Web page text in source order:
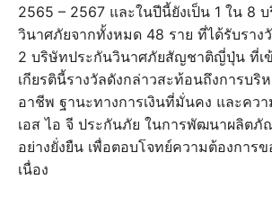
2565 – 2567 และในปีนี้ยังเป็น 1 ใน 8
วินาศภัยจากทั้งหมด 48 ราย ที่ได้รับราง
2 บริษัทประกันวินาศภัยสัญชาติญี่ปุ่น ที่เ
เกียรตินี้รางวัลดังกล่าวสะท้อนถึงการบริ
อาชีพ ฐานะทางการเงินที่มั่นคง และคว
เอส ไอ จี ประกันภัย ในการพัฒนาผลิตภั
อย่างยั่งยืน เพื่อตอบโจทย์ความต้องการ
เนื่อง